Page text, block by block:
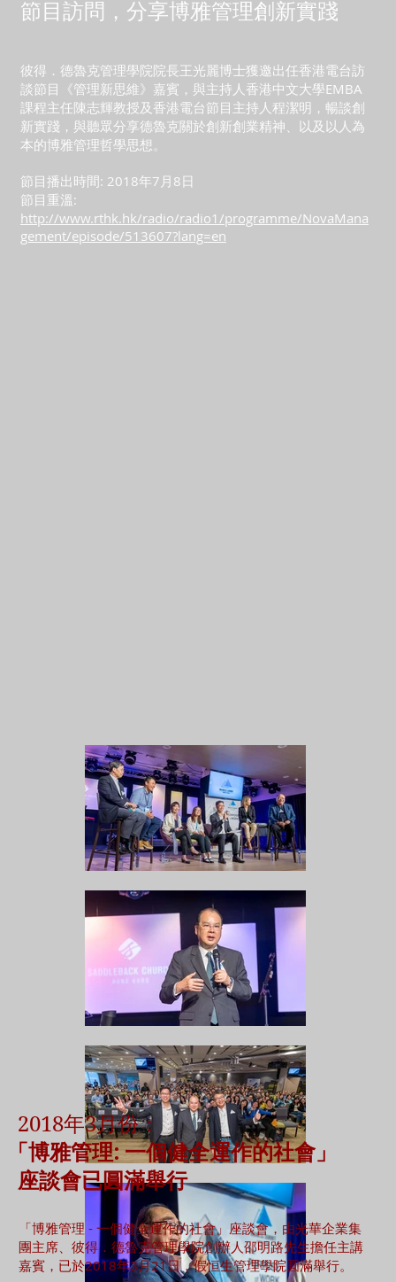
2018年3月份：
「博雅管理: 一個健全運作的社會」
座談會已圓滿舉行
「博雅管理 - 一個健全運作的社會」座談會，由光華企業集
團主席、彼得．德魯克管理學院創辦人邵明路先生擔任主講
嘉賓，已於2018年3月21日，假恒生管理學院圓滿舉行。
節目訪問，分享博雅管理創新實踐
彼得．德魯克管理學院院長王光麗博士獲邀出任香港電台訪
談節目《管理新思維》嘉賓，與主持人香港中文大學EMBA
課程主任陳志輝教授及香港電台節目主持人程潔明，暢談創
新實踐，與聽眾分享德魯克關於創新創業精神、以及以人為
本的博雅管理哲學思想。
節目播出時間: 2018年7月8日
節目重溫:
http://www.rthk.hk/radio/radio1/programme/NovaMana
gement/episode/513607?lang=en